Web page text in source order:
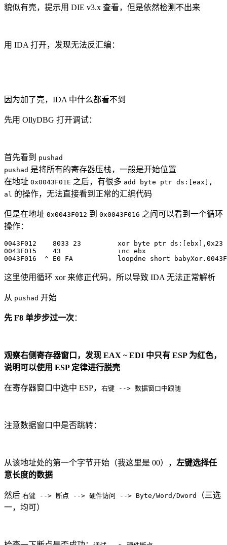
貌似有壳，提示用 DIE v3.x 查看，但是依然检测不出来
用 IDA 打开，发现无法反汇编：
因为加了壳，IDA 中什么都看不到
先用 OllyDBG 打开调试：
首先看到 pushad
pushad 是将所有的寄存器压栈，一般是开始位置
在地址 0x0043F01E 之后，有很多 add byte ptr ds:[eax],
al 的操作，无法直接看到正常的汇编代码
但是在地址 0x0043F012 到 0x0043F016 之间可以看到一个循环
操作：
0043F012 8033 23
         xor byte ptr ds
: ebx , 0x23
0043F015 43
0043F016 ^ E0 FA           loopdne short babyXor . 0043F
这里使用循环 xor 来修正代码，所以导致 IDA 无法正常解析
从 pushad 开始
先 F8 单步步过一次：
观察右侧寄存器窗口，发现 EAX ~ EDI 中只有 ESP 为红色，
说明可以使用 ESP 定律进行脱壳
在寄存器窗口中选中 ESP， 右键 --> 数据窗口中跟随
注意数据窗口中是否跳转：
从该地址处的第一个字节开始（我这里是 00）， 左键选择任
意长度的数据
然后 右键 --> 断点 --> 硬件访问 --> Byte/Word/Dword
（三选
一，均可）